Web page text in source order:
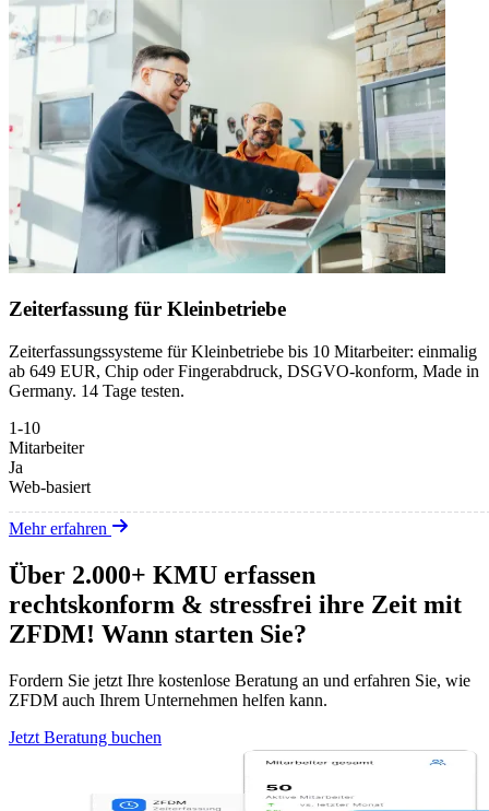
Zeiterfassung für Kleinbetriebe
Zeiterfassungssysteme für Kleinbetriebe bis 10 Mitarbeiter: einmalig
ab 649 EUR, Chip oder Fingerabdruck, DSGVO-konform, Made in
Germany. 14 Tage testen.
1-10
Mitarbeiter
Ja
Web-basiert
Mehr erfahren
Über 2.000+ KMU erfassen
rechtskonform & stressfrei ihre Zeit mit
ZFDM! Wann starten Sie?
Fordern Sie jetzt Ihre kostenlose Beratung an und erfahren Sie, wie
ZFDM auch Ihrem Unternehmen helfen kann.
Jetzt Beratung buchen